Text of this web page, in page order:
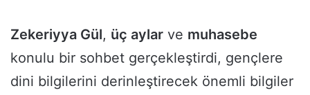
Zekeriyya Gül, üç aylar ve muhasebe
konulu bir sohbet gerçekleştirdi, gençlere
dini bilgilerini derinleştirecek önemli bilgiler